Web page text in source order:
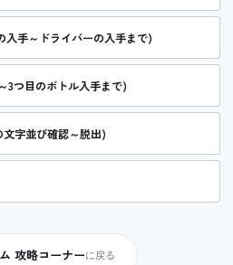
入手～ドライバーの入手まで)
3つ目のボトル入手まで)
文字並び確認～脱出)
攻略コーナーに戻る